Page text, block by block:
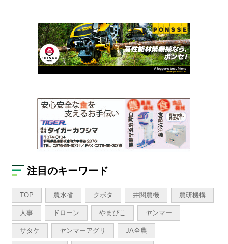
注目のキーワード
TOP 農水省 クボタ 井関農機 農研機構
人事 ドローン やまびこ ヤンマー
サタケ ヤンマーアグリ JA全農